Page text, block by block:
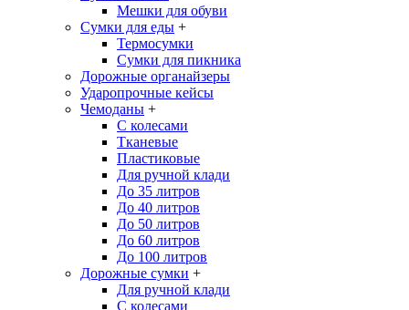
Мешки для обуви
Сумки для еды +
Термосумки
Сумки для пикника
Дорожные органайзеры
Ударопрочные кейсы
Чемоданы +
С колесами
Тканевые
Пластиковые
Для ручной клади
До 35 литров
До 40 литров
До 50 литров
До 60 литров
До 100 литров
Дорожные сумки +
Для ручной клади
С колесами